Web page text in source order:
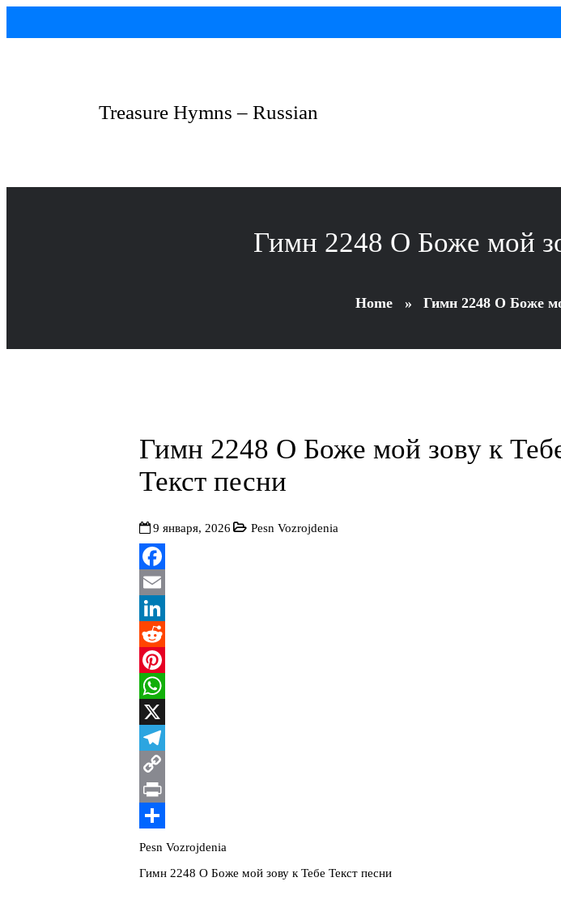
content
Treasure Hymns – Russian
Гимн 2248 О Боже мой
Home » Гимн 2248 О Боже
Гимн 2248 О Боже мой зову к
Текст песни
9 января, 2026 Pesn Vozrojdenia
Facebook
Email
LinkedIn
Reddit
Pinterest
WhatsApp
X
Telegram
Copy
Link
Print
Отправить
Pesn Vozrojdenia
Гимн 2248 О Боже мой зову к Тебе Текст песни